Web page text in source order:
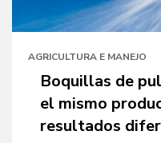
AGRICULTURA E MANEJO
Boquillas de
el mismo
resultados